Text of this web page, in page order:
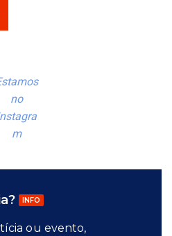
no
m
INFO
ou evento,